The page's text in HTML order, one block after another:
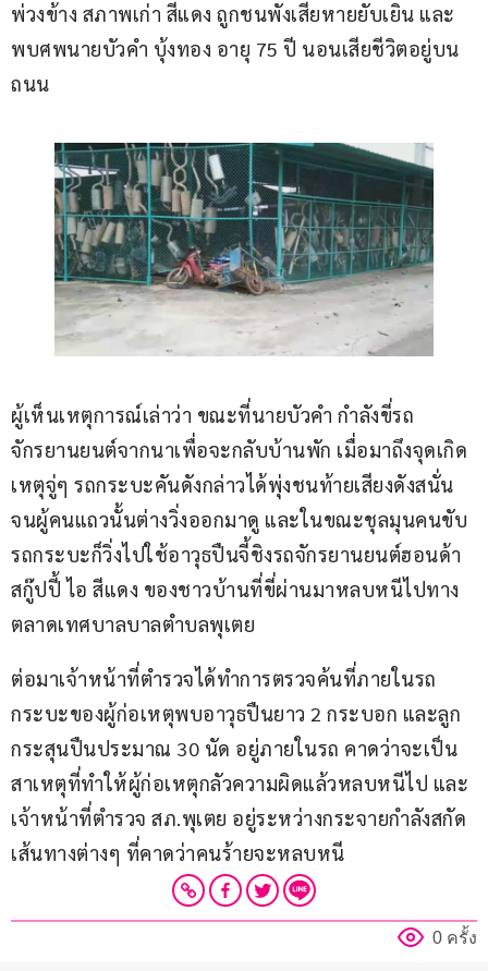
พ่วงข้าง สภาพเก่า สีแดง ถูกชนพังเสียหายยับเยิน และ
พบศพนายบัวคำ บุ้งทอง อายุ 75 ปี นอนเสียชีวิตอยู่บน
ถนน
ผู้เห็นเหตุการณ์เล่าว่า ขณะที่นายบัวคำ กำลังขี่รถ
จักรยานยนต์จากนาเพื่อจะกลับบ้านพัก เมื่อมาถึงจุดเกิด
เหตุจู่ๆ รถกระบะคันดังกล่าวได้พุ่งชนท้ายเสียงดังสนั่น
จนผู้คนแถวนั้นต่างวิ่งออกมาดู และในขณะชุลมุนคนขับ
รถกระบะก็วิ่งไปใช้อาวุธปืนจี้ชิงรถจักรยานยนต์ฮอนด้า
สกู๊ปปี้ ไอ สีแดง ของชาวบ้านที่ขี่ผ่านมาหลบหนีไปทาง
ตลาดเทศบาลบาลตำบลพุเตย
ต่อมาเจ้าหน้าที่ตำรวจได้ทำการตรวจค้นที่ภายในรถ
กระบะของผู้ก่อเหตุพบอาวุธปืนยาว 2 กระบอก และลูก
กระสุนปืนประมาณ 30 นัด อยู่ภายในรถ คาดว่าจะเป็น
สาเหตุที่ทำให้ผู้ก่อเหตุกลัวความผิดแล้วหลบหนีไป และ
เจ้าหน้าที่ตำรวจ สภ.พุเตย อยู่ระหว่างกระจายกำลังสกัด
เส้นทางต่างๆ ที่คาดว่าคนร้ายจะหลบหนี
0 ครั้ง